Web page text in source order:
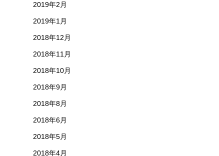
2019年2月
2019年1月
2018年12月
2018年11月
2018年10月
2018年9月
2018年8月
2018年6月
2018年5月
2018年4月